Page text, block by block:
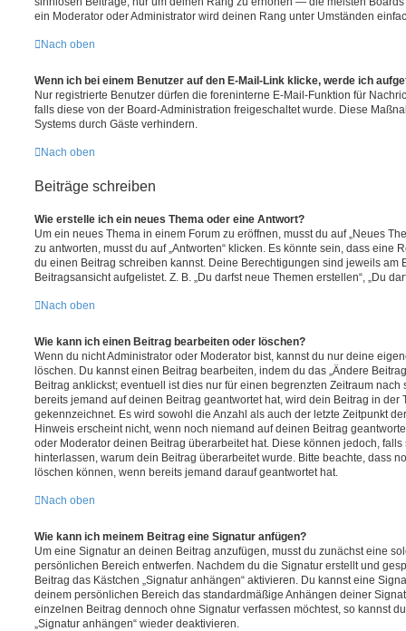
ein Moderator oder Administrator wird deinen Rang unter Umständen
Nach oben
Wenn ich bei einem Benutzer auf den E-Mail-Link klicke, werde ich
Nur registrierte Benutzer dürfen die foreninterne E-Mail-Funktion für
falls diese von der Board-Administration freigeschaltet wurde. Diese
Systems durch Gäste verhindern.
Nach oben
Beiträge schreiben
Wie erstelle ich ein neues Thema oder eine Antwort?
Um ein neues Thema in einem Forum zu eröffnen, musst du auf „Neues
zu antworten, musst du auf „Antworten“ klicken. Es könnte sein, dass eine
du einen Beitrag schreiben kannst. Deine Berechtigungen sind jeweils am
Beitragsansicht aufgelistet. Z. B. „Du darfst neue Themen erstellen“, „Du
Nach oben
Wie kann ich einen Beitrag bearbeiten oder löschen?
Wenn du nicht Administrator oder Moderator bist, kannst du nur deine
löschen. Du kannst einen Beitrag bearbeiten, indem du das „Ändere
Beitrag anklickst; eventuell ist dies nur für einen begrenzten Zeitraum
bereits jemand auf deinen Beitrag geantwortet hat, wird dein Beitrag in der
gekennzeichnet. Es wird sowohl die Anzahl als auch der letzte Zeitpunkt
Hinweis erscheint nicht, wenn noch niemand auf deinen Beitrag
oder Moderator deinen Beitrag überarbeitet hat. Diese können jedoch,
hinterlassen, warum dein Beitrag überarbeitet wurde. Bitte beachte, dass
löschen können, wenn bereits jemand darauf geantwortet hat.
Nach oben
Wie kann ich meinem Beitrag eine Signatur anfügen?
Um eine Signatur an deinen Beitrag anzufügen, musst du zunächst eine
persönlichen Bereich entwerfen. Nachdem du die Signatur erstellt und
Beitrag das Kästchen „Signatur anhängen“ aktivieren. Du kannst eine
deinem persönlichen Bereich das standardmäßige Anhängen deiner
einzelnen Beitrag dennoch ohne Signatur verfassen möchtest, so kannst
„Signatur anhängen“ wieder deaktivieren.